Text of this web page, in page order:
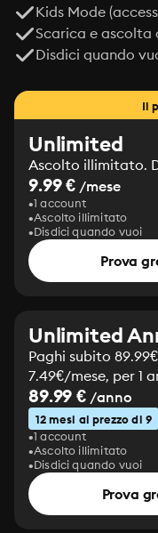
Kids Mode
Scarica e ascolta
Disdici quando
Il
Unlimited
Ascolto illimitato.
9.99 € /mese
1 account
Ascolto illimitato
Disdici quando vuoi
Prova
Unlimited
Paghi subito
7.49€/mese, per 1
89.99 € /anno
12 mesi al prezzo di 9
1 account
Ascolto illimitato
Disdici quando vuoi
Prova